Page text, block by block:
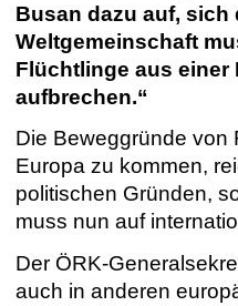
Busan dazu auf, sich
Weltgemeinschaft
Flüchtlinge aus einer
aufbrechen.“
Die Beweggründe von
Europa zu kommen,
politischen Gründen,
muss nun auf
Der ÖRK-
auch in anderen